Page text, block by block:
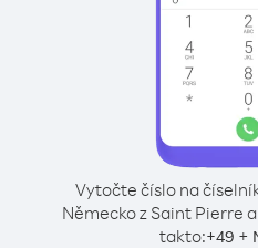
Vytočte číslo na
Německo z Saint Pierre
takto:+49 +